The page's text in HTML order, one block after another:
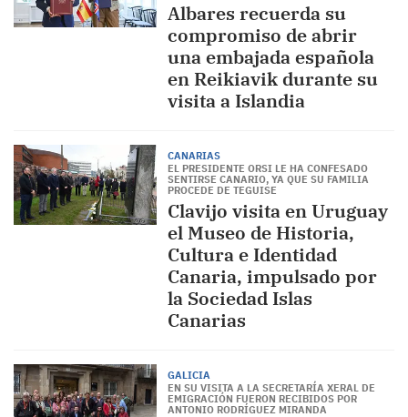
Albares recuerda su
compromiso de abrir
una embajada española
en Reikiavik durante su
visita a Islandia
CANARIAS
EL PRESIDENTE ORSI LE HA CONFESADO
SENTIRSE CANARIO, YA QUE SU FAMILIA
PROCEDE DE TEGUISE
Clavijo visita en Uruguay
el Museo de Historia,
Cultura e Identidad
Canaria, impulsado por
la Sociedad Islas
Canarias
GALICIA
EN SU VISITA A LA SECRETARÍA XERAL DE
EMIGRACIÓN FUERON RECIBIDOS POR
ANTONIO RODRÍGUEZ MIRANDA